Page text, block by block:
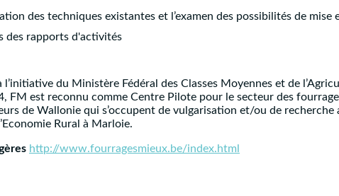
des techniques existantes et l’examen des possibilités de
des rapports d'activités
l’initiative du Ministère Fédéral des Classes Moyennes et de
FM est reconnu comme Centre Pilote pour le secteur des
de Wallonie qui s’occupent de vulgarisation et/ou de recherche
Rural à Marloie.
http://www.fourragesmieux.be/index.html